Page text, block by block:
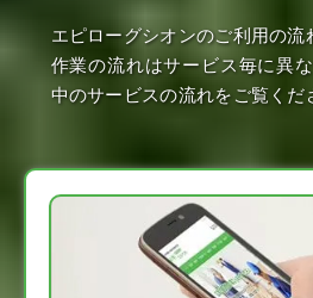
エピローグシオンのご利用の流
作業の流れはサービス毎に異
中のサービスの流れをご覧くだ